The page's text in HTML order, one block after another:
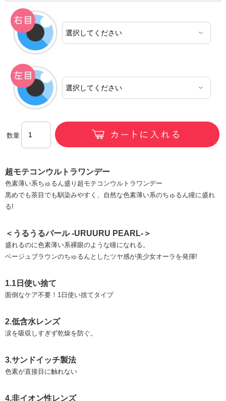
数量
超モテコンウルトラワンデー
色素薄い系ちゅるん盛り超モテコンウルトラワンデー
黒めでも茶目でも馴染みやすく、自然な色素薄い系のちゅるん瞳に盛れ
る!
＜うるうるパール -URUURU PEARL-＞
盛れるのに色素薄い系裸眼のような瞳になれる。
ベージュブラウンのちゅるんとしたツヤ感が美少女オーラを発揮!
1.1日使い捨て
面倒なケア不要！1日使い捨てタイプ
2.低含水レンズ
涙を吸収しすぎず乾燥を防ぐ。
3.サンドイッチ製法
色素が直接目に触れない
4.非イオン性レンズ